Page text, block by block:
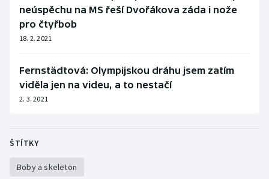
neúspěchu na MS řeší Dvořákova záda i nože
pro čtyřbob
18. 2. 2021
Fernstädtová: Olympijskou dráhu jsem zatím
viděla jen na videu, a to nestačí
2. 3. 2021
ŠTÍTKY
Boby a skeleton